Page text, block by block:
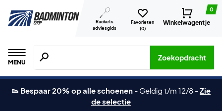
Rackets
adviesgids
Favorieten
(0)
0
Winkelwagentje
MENU
Zoeken naar producten, merken etc.
Zoekopdracht
👟 Bespaar 20% op alle schoenen - Geldig t/m 12/8 -Zie
de selectie